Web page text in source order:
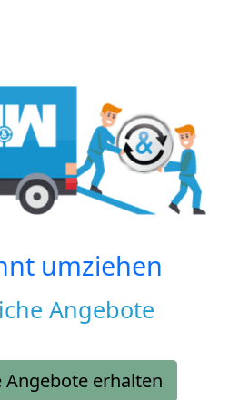
umziehen
Angebote
Angebote erhalten